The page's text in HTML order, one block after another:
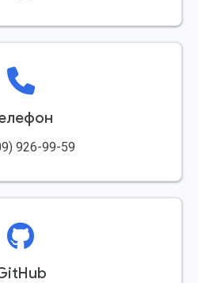
926-99-59